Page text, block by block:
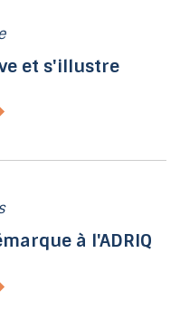
et s'illustre
à l'ADRIQ